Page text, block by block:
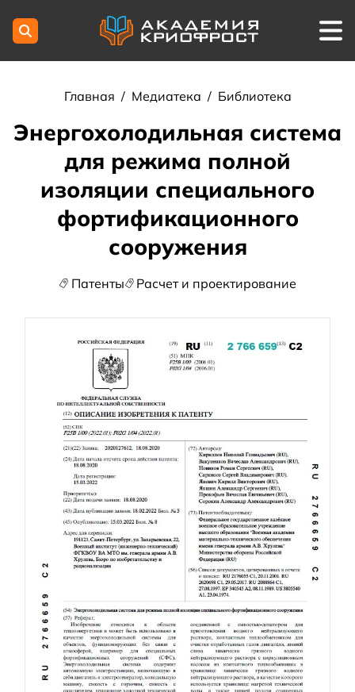
Главная / Медиатека / Библиотека
Энергохолодильная система
для режима полной
изоляции специального
фортификационного
сооружения
Патенты Расчет и проектирование